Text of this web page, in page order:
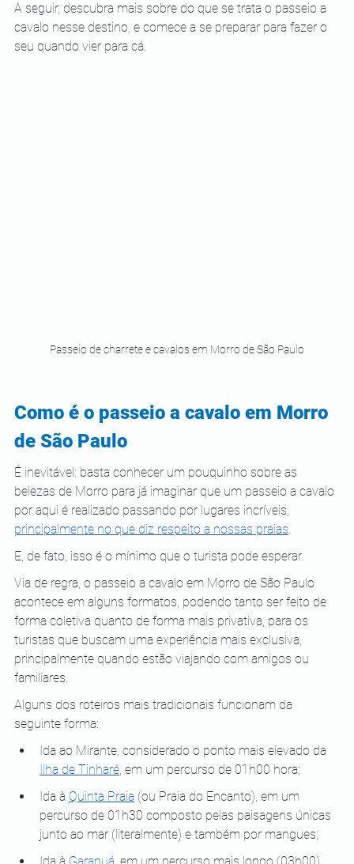
A seguir, descubra mais sobre do que se trata o passeio a
cavalo nesse destino, e comece a se preparar para fazer o
seu quando vier para cá.
Passeio de charrete e cavalos em Morro de São Paulo
Como é o passeio a cavalo em Morro
de São Paulo
É inevitável: basta conhecer um pouquinho sobre as
belezas de Morro para já imaginar que um passeio a cavalo
por aqui é realizado passando por lugares incríveis,
principalmente no que diz respeito a nossas praias.
E, de fato, isso é o mínimo que o turista pode esperar.
Via de regra, o passeio a cavalo em Morro de São Paulo
acontece em alguns formatos, podendo tanto ser feito de
forma coletiva quanto de forma mais privativa, para os
turistas que buscam uma experiência mais exclusiva,
principalmente quando estão viajando com amigos ou
familiares.
Alguns dos roteiros mais tradicionais funcionam da
seguinte forma:
Ida ao Mirante, considerado o ponto mais elevado da
Ilha de Tinharé, em um percurso de 01h00 hora;
Ida à Quinta Praia (ou Praia do Encanto), em um
percurso de 01h30 composto pelas paisagens únicas
junto ao mar (literalmente) e também por mangues;